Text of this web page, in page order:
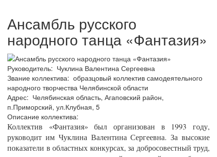
Ансамбль русского
народного танца «Фантазия»
Руководитель: Чуклина Валентина Сергеевна
Звание коллектива: образцовый коллектив самодеятельного
народного творчества Челябинской области
Адрес: Челябинская область, Агаповский район,
п.Приморский, ул.Клубная, 5
Описание коллектива:
Коллектив «Фантазия» был организован в 1993 году,
руководит им Чуклина Валентина Сергеевна. За высокие
показатели в областных конкурсах, за добросовестный труд,